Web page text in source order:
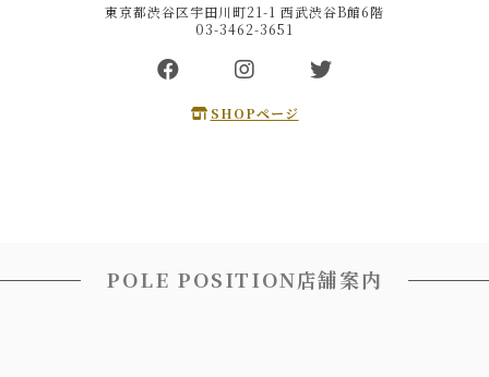
東京都渋谷区宇田川町21-1 西武渋谷B館6階
03-3462-3651
SHOPページ
POLE POSITION店舗案内